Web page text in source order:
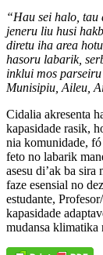
“Hau sei halo, tau
jeneru liu husi
diretu iha area
hasoru labarik,
inklui mos
Munisipiu, Aileu,
Cidalia akresenta
kapasidade rasik,
nia komunidade,
feto no labarik
asesu di’ak ba sira
faze esensial no
estudante,
kapasidade
mudansa klimatika